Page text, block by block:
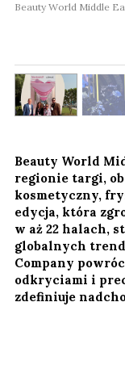
Beauty World Middle
Beauty World
regionie targi,
kosmetyczny,
edycja, która
w aż 22 halach,
globalnych
Company
odkryciami i
zdefiniuje